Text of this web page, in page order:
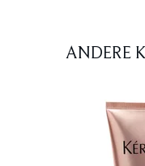
ANDERE